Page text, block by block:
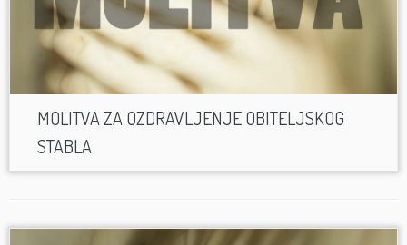
MOLITVA ZA OZDRAVLJENJE OBITELJSKOG
STABLA